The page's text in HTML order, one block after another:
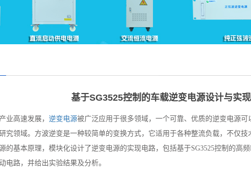
基于SG3525控制的车载逆变电源设计与实
业高速发展， 逆变电源被广泛应用于很多领域，一个可靠、 优质的逆变电源可
究领域。方波逆变是一种较简单的变换方式，它适用于各种整流负载，不仅技
的基本原理，模块化设计了逆变电源的实现电路，包括基于SG3525控制的高
电路，并给出实验结果及分析。